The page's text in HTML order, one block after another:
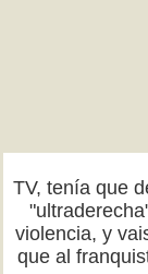
TV, tenía que
violencia, y
que al